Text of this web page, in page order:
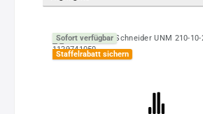
Sofort verfügbar
Staffelrabatt sichern